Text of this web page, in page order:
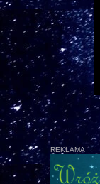
REKLAMA